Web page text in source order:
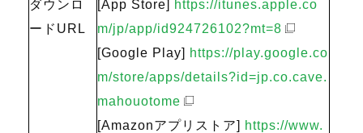
ダウンロ
ードURL
[App Store] https://itunes.apple.co
m/jp/app/id924726102?mt=8
[Google Play] https://play.google.co
m/store/apps/details?id=jp.co.cave.
mahouotome
[Amazonアプリストア] https://www.